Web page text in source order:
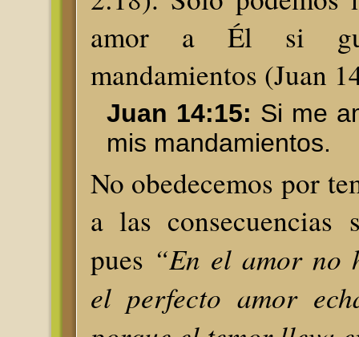
amor a Él si
mandamientos (Juan
Juan 14:15: Si me
mis mandamientos.
No obedecemos por
a las consecuencias
pues “En el amor no
el perfecto amor